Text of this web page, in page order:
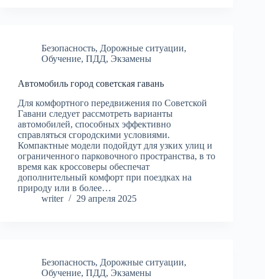
Безопасность, Дорожные ситуации,
Обучение, ПДД, Экзамены
Автомобиль город советская гавань
Для комфортного передвижения по Советской
Гавани следует рассмотреть варианты
автомобилей, способных эффективно
справляться сгородскими условиями.
Компактные модели подойдут для узких улиц и
ограниченного парковочного пространства, в то
время как кроссоверы обеспечат
дополнительный комфорт при поездках на
природу или в более…
writer
29 апреля 2025
Безопасность, Дорожные ситуации,
Обучение, ПДД, Экзамены